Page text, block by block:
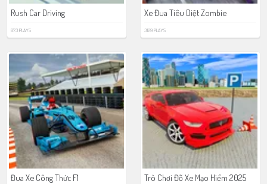
Rush Car Driving
873 PLAYS
Xe Đua Tiêu Diệt Zombie
3129 PLAYS
Đua Xe Công Thức F1 Trò Chơi Đỗ Xe Mạo Hiểm 2025